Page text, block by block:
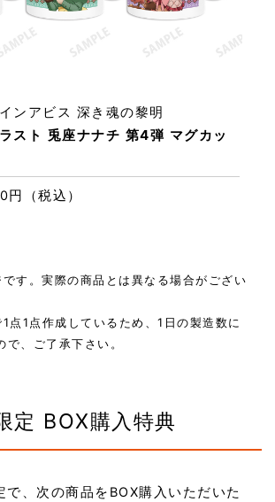
スト 兎座ナナチ 第4弾 マグカッ
ンアビス 深き魂の黎明
（税込）
す。実際の商品とは異なる場合がござい
点1点作成しているため、1日の製造数に
で、ご了承下さい。
定 BOX購入特典
で、次の商品をBOX購入いただいた